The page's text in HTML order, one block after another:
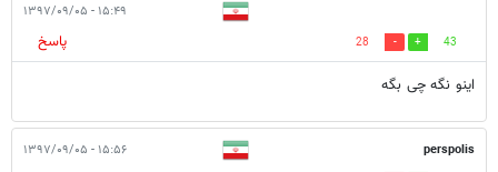
۱۵:۴۹ - ۱۳۹۷/۰۹/۰۵
43
28
پاسخ
اینو نگه چی بگه
perspolis ۱۵:۵۶ - ۱۳۹۷/۰۹/۰۵